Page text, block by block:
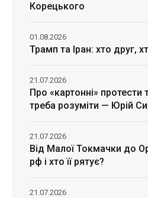
Корецького
Трамп та Іран: хто друг,
01.08.2026
Про «картонні» протести
треба розуміти — Юрій
21.07.2026
Від Малої Токмачки до
рф і хто її рятує?
21.07.2026
21.07.2026